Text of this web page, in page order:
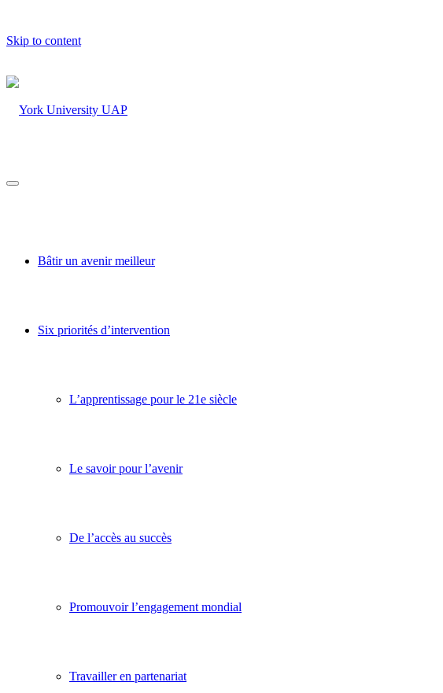
Skip to content
Bâtir un avenir meilleur
Six priorités d’intervention
L’apprentissage pour le 21e siècle
Le savoir pour l’avenir
De l’accès au succès
Promouvoir l’engagement mondial
Travailler en partenariat